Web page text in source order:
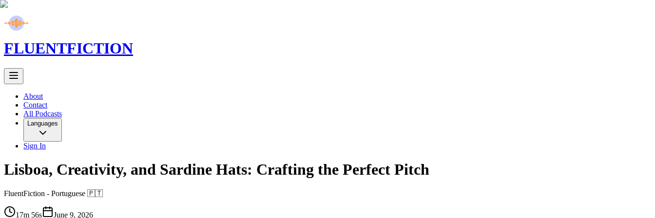
FLUENTFICTION
About
Contact
All Podcasts
Languages
Sign In
Lisboa, Creativity, and Sardine Hats: Crafting the Perfect Pitch
FluentFiction - Portuguese 🇵🇹
17m 56s June 9, 2026